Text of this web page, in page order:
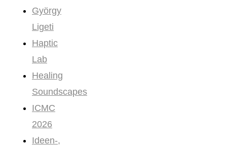
György
Ligeti
Haptic
Lab
Healing
Soundscapes
ICMC
2026
Ideen-,